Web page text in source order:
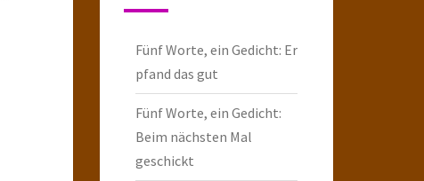
Fünf Worte, ein Gedicht: Er
pfand das gut
Fünf Worte, ein Gedicht:
Beim nächsten Mal
geschickt